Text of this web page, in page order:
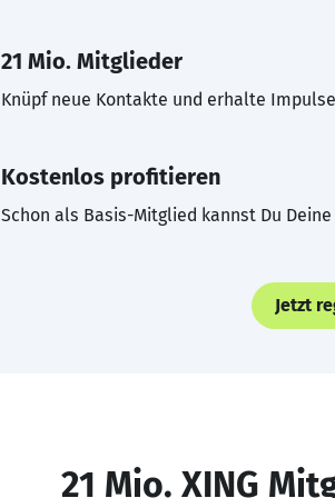
21 Mio. Mitglieder
Knüpf neue Kontakte und erhalte
Kostenlos profitieren
Schon als Basis-Mitglied kannst Du
Jetzt
21 Mio. XING